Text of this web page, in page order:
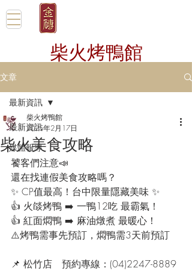
柴火烤鴨館
文章
最新資訊
媒體報導
最新資訊
柴火美食攻略
柴火烤鴨館
2025年2月17日
饕客們注意📣
還在找連假美食攻略嗎？
✨ CP值最高！台中限量隱藏美味 ✨
👍 火燄烤鴨 ➡️ 一鴨12吃 最霸氣！
👍 紅面燜鴨 ➡️ 麻油燉煮 最暖心！
⚠️烤鴨需事先預訂，燜鴨需3天前預訂
📌 松竹店　預約專線：(04)2247-8889